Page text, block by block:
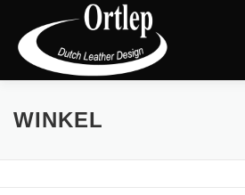
TERUG NAAR DE WEBSITE
WINKEL